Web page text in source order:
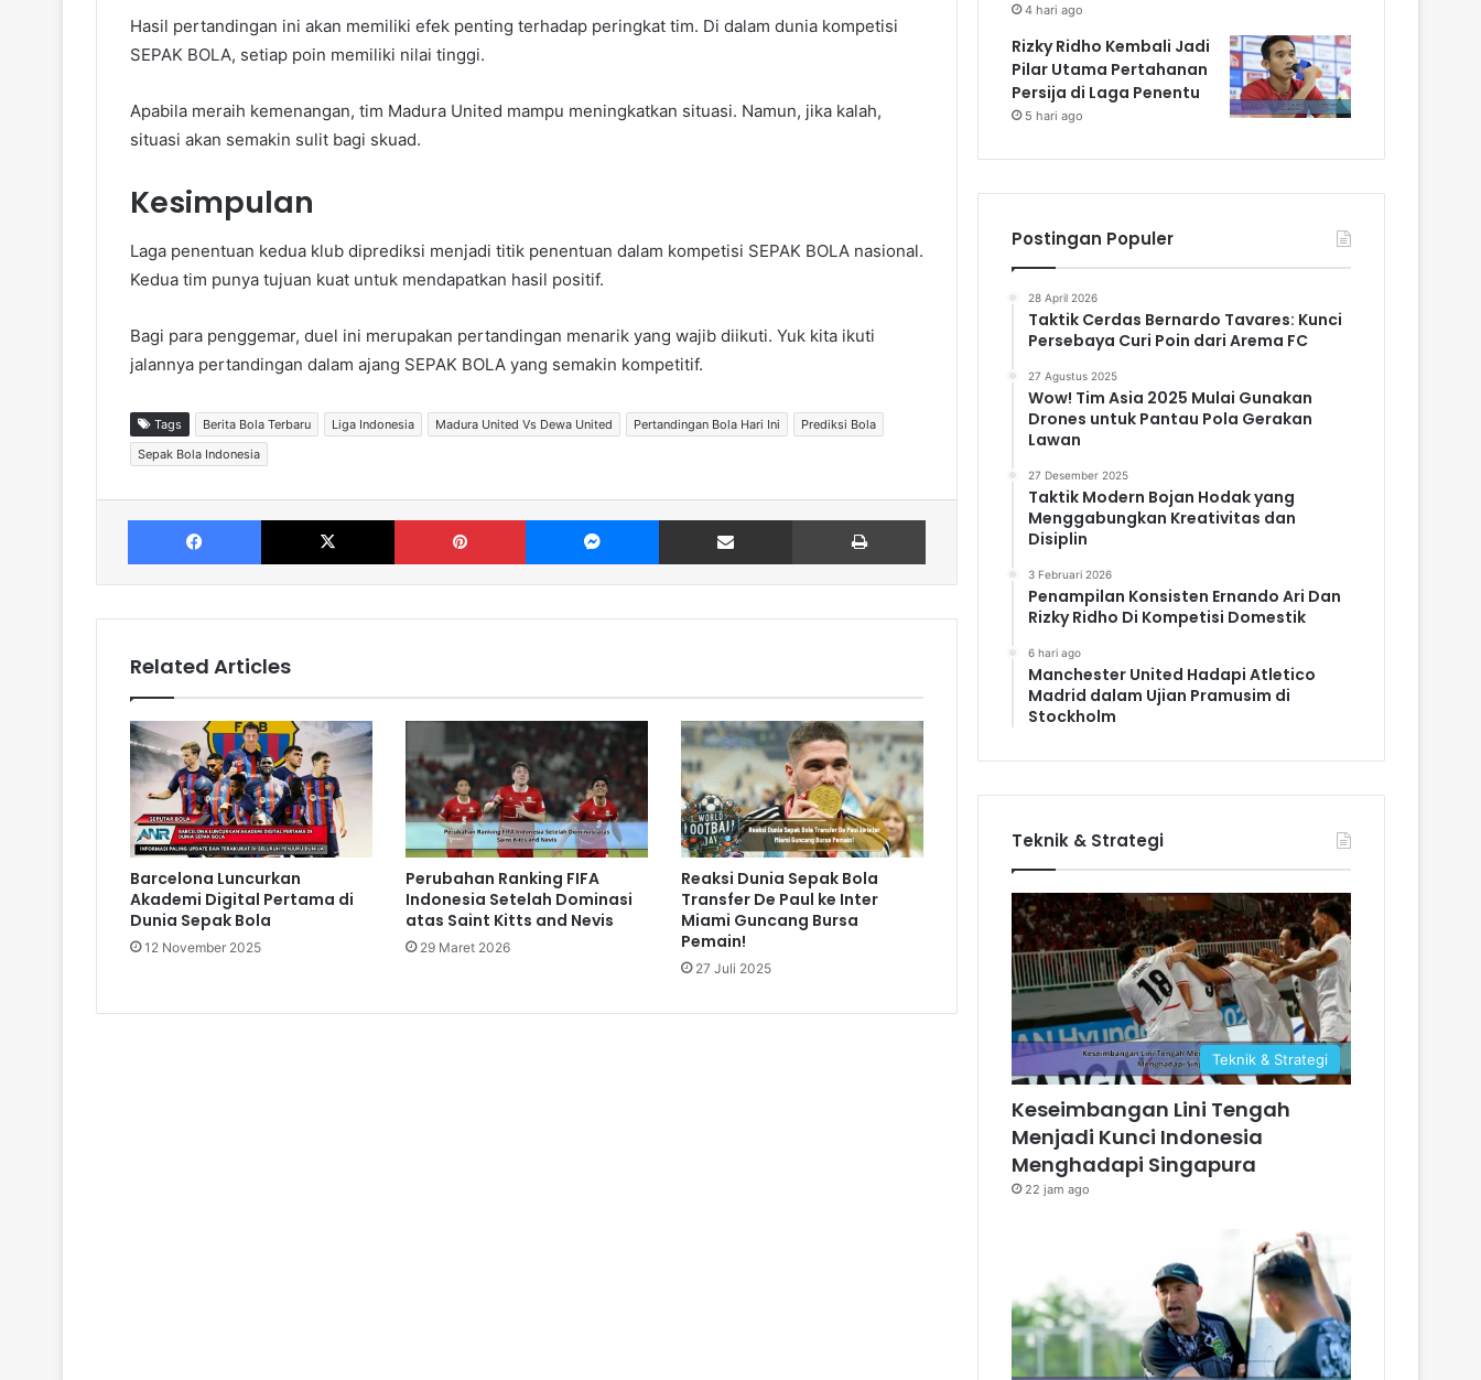
Hasil pertandingan ini akan memiliki efek penting terhadap peringkat tim. Di dalam dunia kompetisi
SEPAK BOLA, setiap poin memiliki nilai tinggi.
Apabila meraih kemenangan, tim Madura United mampu meningkatkan situasi. Namun, jika kalah,
situasi akan semakin sulit bagi skuad.
Kesimpulan
Laga penentuan kedua klub diprediksi menjadi titik penentuan dalam kompetisi SEPAK BOLA nasional.
Kedua tim punya tujuan kuat untuk mendapatkan hasil positif.
Bagi para penggemar, duel ini merupakan pertandingan menarik yang wajib diikuti. Yuk kita ikuti
jalannya pertandingan dalam ajang SEPAK BOLA yang semakin kompetitif.
Tags Berita Bola Terbaru Liga Indonesia Madura United Vs Dewa United Pertandingan Bola Hari Ini
Prediksi Bola
Sepak Bola Indonesia
Facebook X Pinterest Messenger Share via Email
Related Articles
Barcelona Luncurkan
Akademi Digital Pertama di
Dunia Sepak Bola
12 November 2025
Perubahan Ranking FIFA
Indonesia Setelah Dominasi
atas Saint Kitts and Nevis
29 Maret 2026
Reaksi Dunia Sepak Bola
Transfer De Paul ke Inter
Miami Guncang Bursa
Pemain!
27 Juli 2025
4 hari ago
Rizky Ridho Kembali Jadi
Pilar Utama Pertahanan
Persija di Laga Penentu
5 hari ago
Postingan Populer
28 April 2026
Taktik Cerdas Bernardo Tavares: Kunci
Persebaya Curi Poin dari Arema FC
27 Agustus 2025
Wow! Tim Asia 2025 Mulai Gunakan
Drones untuk Pantau Pola Gerakan
Lawan
27 Desember 2025
Taktik Modern Bojan Hodak yang
Menggabungkan Kreativitas dan
Disiplin
3 Februari 2026
Penampilan Konsisten Ernando Ari Dan
Rizky Ridho Di Kompetisi Domestik
6 hari ago
Manchester United Hadapi Atletico
Madrid dalam Ujian Pramusim di
Stockholm
Teknik & Strategi
Teknik & Strategi
Keseimbangan Lini Tengah
Menjadi Kunci Indonesia
Menghadapi Singapura
22 jam ago